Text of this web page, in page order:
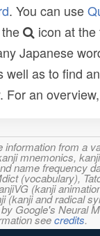
. You can use
icon at
Japanese
well as to find
For an
information from a
mnemonics,
name frequency
(vocabulary),
(kanji
(kanji and radical
Google's Neural
seecredits.